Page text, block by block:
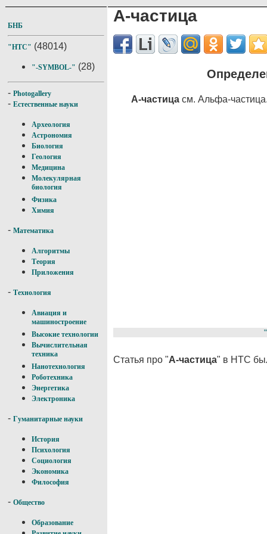
БНБ
"НТС" (48014)
"-SYMBOL-" (28)
- Photogallery
- Естественные науки
Археология
Астрономия
Биология
Геология
Медицина
Молекулярная
биология
Физика
Химия
- Математика
Алгоритмы
Теория
Приложения
- Технология
Авиация и
машиностроение
Высокие технологии
Вычислительная
техника
Нанотехнология
Роботехника
Энергетика
Электроника
- Гуманитарные науки
История
Психология
Социология
Экономика
Философия
- Общество
Образование
Α-частица
Α-частица см. Альфа-
Статья про "Α-частица" в НТС